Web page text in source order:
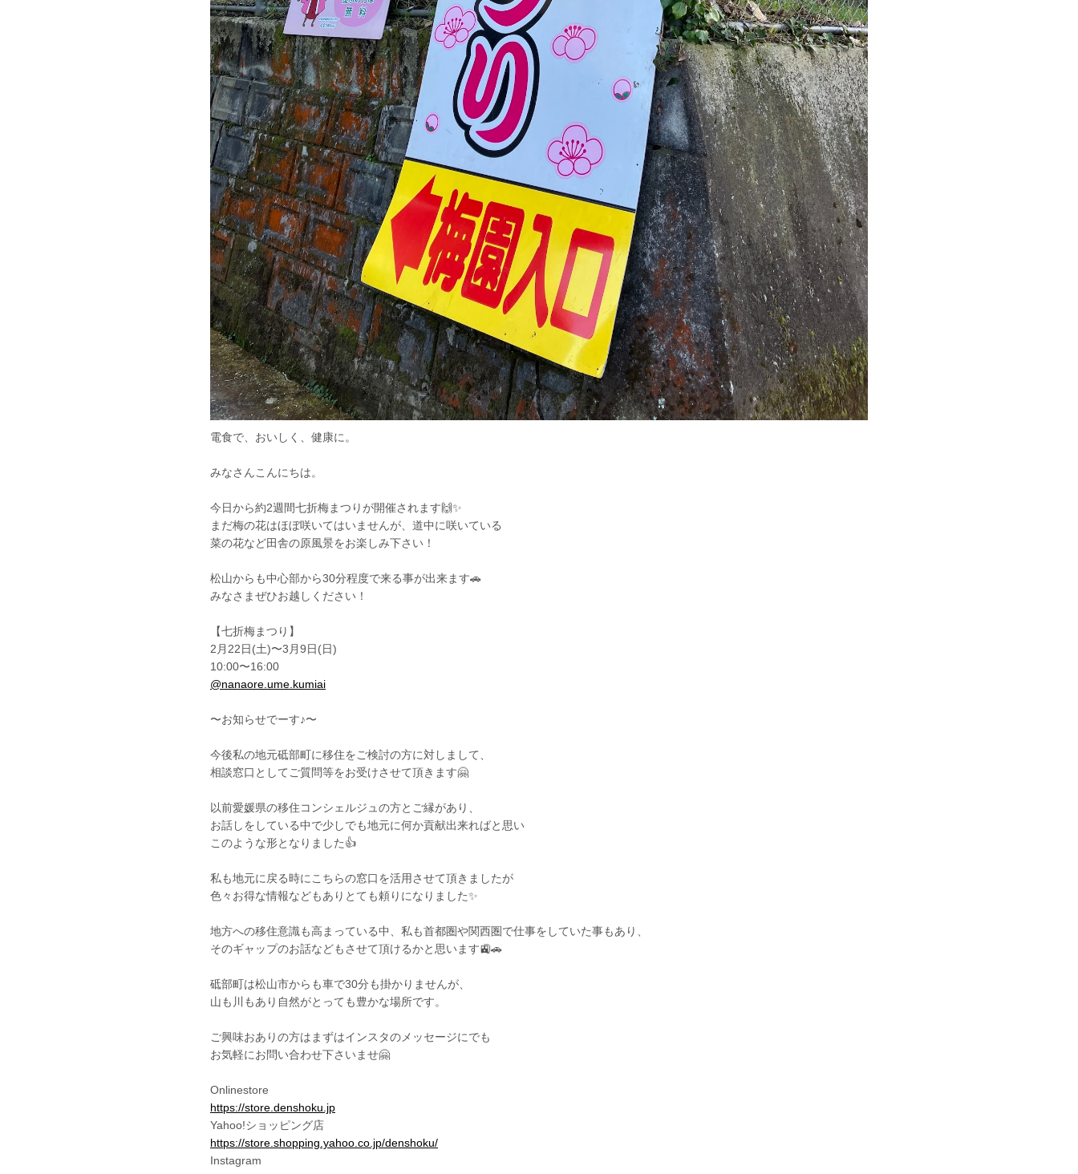
電食で、おいしく、健康に。
みなさんこんにちは。
今日から約2週間七折梅まつりが開催されます🙌✨
まだ梅の花はほぼ咲いてはいませんが、道中に咲いている
菜の花など田舎の原風景をお楽しみ下さい！
松山からも中心部から30分程度で来る事が出来ます🚗
みなさまぜひお越しください！
【七折梅まつり】
2月22日(土)〜3月9日(日)
10:00〜16:00
@nanaore.ume.kumiai
〜お知らせでーす♪〜
今後私の地元砥部町に移住をご検討の方に対しまして、
相談窓口としてご質問等をお受けさせて頂きます🤗
以前愛媛県の移住コンシェルジュの方とご縁があり、
お話しをしている中で少しでも地元に何か貢献出来ればと思い
このような形となりました👍
私も地元に戻る時にこちらの窓口を活用させて頂きましたが
色々お得な情報などもありとても頼りになりました✨
地方への移住意識も高まっている中、私も首都圏や関西圏で仕事をしていた事もあり、
そのギャップのお話などもさせて頂けるかと思います🚉🚗
砥部町は松山市からも車で30分も掛かりませんが、
山も川もあり自然がとっても豊かな場所です。
ご興味おありの方はまずはインスタのメッセージにでも
お気軽にお問い合わせ下さいませ🤗
Onlinestore
https://store.denshoku.jp
Yahoo!ショッピング店
https://store.shopping.yahoo.co.jp/denshoku/
Instagram